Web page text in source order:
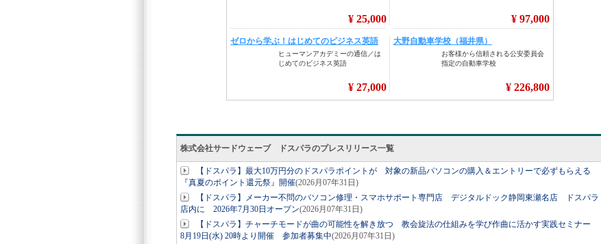
株式会社サードウェーブ ドスパラのプレスリリース一覧
【ドスパラ】最大10万円分のドスパラポイントが 対象の新品パソコンの購入＆エントリーで必ずもらえる
『真夏のポイント還元祭』開催(2026月07年31日)
【ドスパラ】メーカー不問のパソコン修理・スマホサポート専門店 デジタルドック静岡東瀬名店 ドスパラ
店内に 2026年7月30日オープン(2026月07年31日)
【ドスパラ】チャーチモードが曲の可能性を解き放つ 教会旋法の仕組みを学び作曲に活かす実践セミナー
8月19日(水) 20時より開催 参加者募集中(2026月07年31日)